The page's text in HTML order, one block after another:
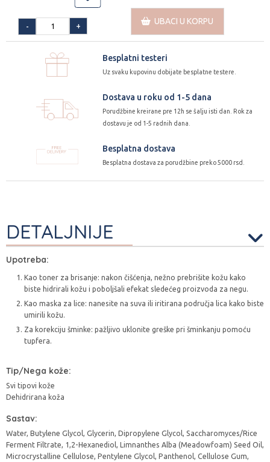
+
-
UBACI U KORPU
Besplatni testeri
Uz svaku kupovinu dobijate besplatne testere.
Dostava u roku od 1-5 dana
Porudžbine kreirane pre 12h se šalju isti dan. Rok za
dostavu je od 1-5 radnih dana.
Besplatna dostava
Besplatna dostava za porudžbine preko 5000 rsd.
DETALJNIJE
Upotreba:
Kao toner za brisanje: nakon čišćenja, nežno prebrišite kožu kako
biste hidrirali kožu i poboljšali efekat sledećeg proizvoda za negu.
Kao maska za lice: nanesite na suva ili iritirana područja lica kako biste
umirili kožu.
Za korekciju šminke: pažljivo uklonite greške pri šminkanju pomoću
tupfera.
Tip/Nega kože:
Svi tipovi kože
Dehidrirana koža
Sastav:
Water, Butylene Glycol, Glycerin, Dipropylene Glycol, Saccharomyces/Rice
Ferment Filtrate, 1,2-Hexanediol, Limnanthes Alba (Meadowfoam) Seed Oil,
Microcrystalline Cellulose, Pentylene Glycol, Panthenol, Cellulose Gum,